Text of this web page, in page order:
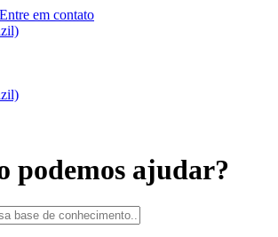
Entre em contato
podemos ajudar?